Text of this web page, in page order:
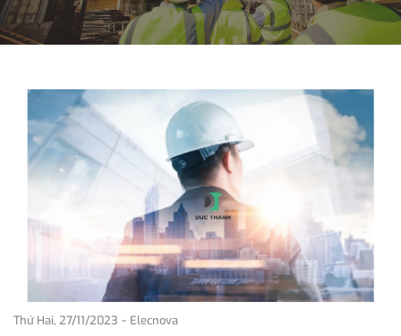
Thứ Hai, 27/11/2023 - Elecnova